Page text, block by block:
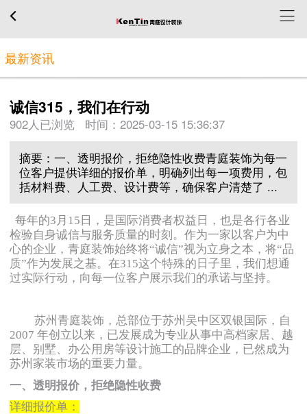
最新资讯
诚信315，我们在行动
902人已浏览 时间： 2025-03-15 15:36:37
摘要：一、透明报价，拒绝隐性收费青庭装饰为每一
位客户提供详细的报价单，明确列出每一项费用，包
括材料费、人工费、设计费等，确保客户清楚了 ...
每年的3月15日，是国际消费者权益日，也是各行各业
检验自身诚信与服务质量的时刻。作为一家以客户为中
心的企业，青庭装饰始终将“诚信”视为立身之本，将“品
质”作为发展之基。在315这个特殊的日子里，我们想通
过实际行动，向每一位客户展示我们的承诺与坚持。
苏州青庭装饰，总部位于苏州吴中区双银国际，自
2007 年创立以来，已发展成为专业从事中高档家居、越
层、别墅、办公用房等设计施工的品牌企业，已然成为
苏州家装市场的重要力量。
一、透明报价，拒绝隐性收费
详细报价单：